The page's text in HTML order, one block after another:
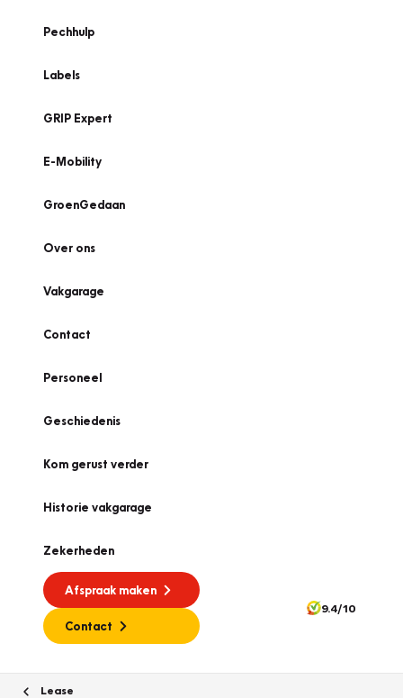
Pechhulp
Labels
GRIP Expert
E-Mobility
GroenGedaan
Over ons
Vakgarage
Contact
Personeel
Geschiedenis
Kom gerust verder
Historie vakgarage
Zekerheden
Afspraak maken
Contact
9.4/10
Lease